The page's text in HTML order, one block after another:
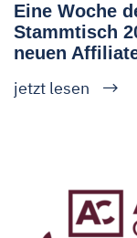
Eine Woche
Stammtisch
neuen
jetzt lesen